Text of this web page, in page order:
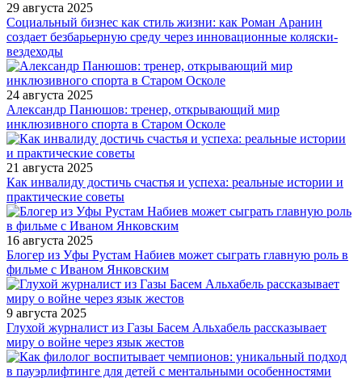
29 августа 2025
Социальный бизнес как стиль жизни: как Роман Аранин
создает безбарьерную среду через инновационные коляски-
вездеходы
24 августа 2025
Александр Панюшов: тренер, открывающий мир
инклюзивного спорта в Старом Осколе
21 августа 2025
Как инвалиду достичь счастья и успеха: реальные истории и
практические советы
16 августа 2025
Блогер из Уфы Рустам Набиев может сыграть главную роль в
фильме с Иваном Янковским
9 августа 2025
Глухой журналист из Газы Басем Альхабель рассказывает
миру о войне через язык жестов